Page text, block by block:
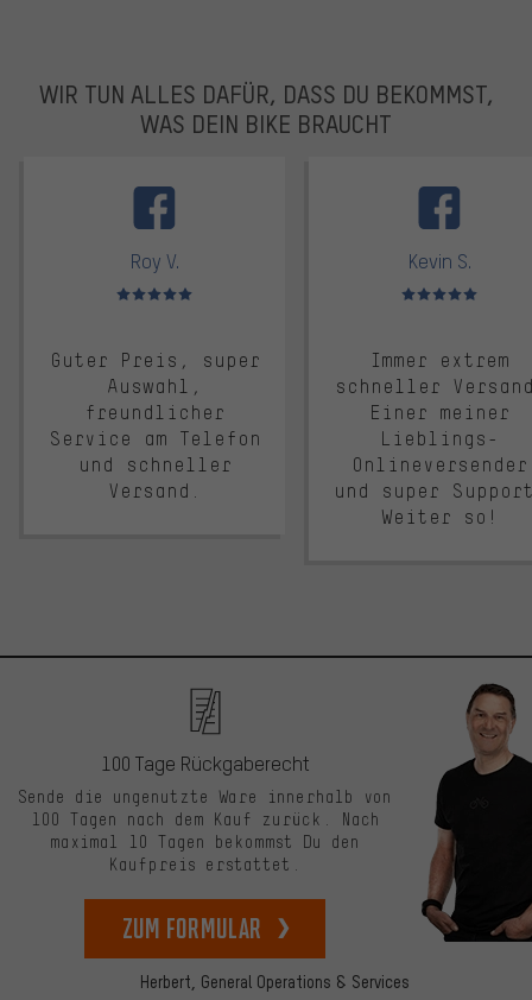
WIR TUN ALLES DAFÜR, DASS DU BEKOMMST,
WAS DEIN BIKE BRAUCHT
Roy V.
Bewertungen: 5 von 5
Guter Preis, super
Auswahl,
freundlicher
Service am Telefon
und schneller
Versand.
Kevin S.
Bewertungen: 5 von 5
Immer extrem
schneller
Einer meiner
Lieblings-
Onlineversender
und super
Weiter so!
Herbert, General Operations & Services
100 Tage Rückgaberecht
Sende die ungenutzte Ware innerhalb von
100 Tagen nach dem Kauf zurück. Nach
maximal 10 Tagen bekommst Du den
Kaufpreis erstattet.
zum Formular